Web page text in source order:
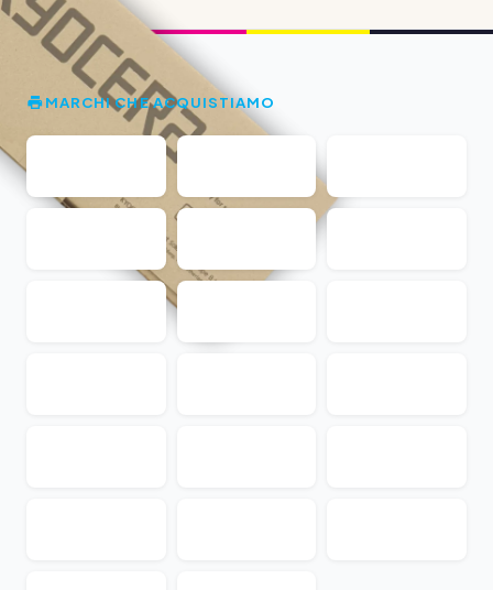
MARCHI CHE ACQUISTIAMO